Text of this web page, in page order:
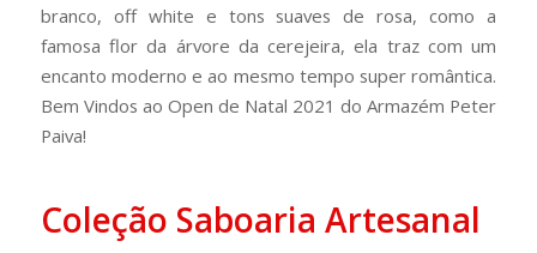
branco, off white e tons suaves de rosa, como a
famosa flor da árvore da cerejeira, ela traz com um
encanto moderno e ao mesmo tempo super romântica.
Bem Vindos ao Open de Natal 2021 do Armazém Peter
Paiva!
Coleção Saboaria Artesanal